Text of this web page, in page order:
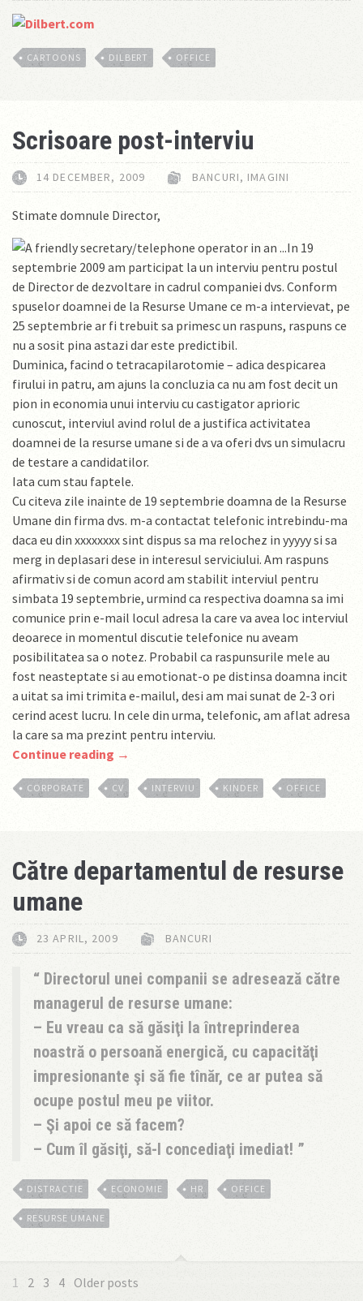
CARTOONS DILBERT OFFICE
Scrisoare post-interviu
14 DECEMBER, 2009 BANCURI,IMAGINI
Stimate domnule Director,
In 19
septembrie 2009 am participat la un interviu pentru postul
de Director de dezvoltare in cadrul companiei dvs. Conform
spuselor doamnei de la Resurse Umane ce m-a intervievat, pe
25 septembrie ar fi trebuit sa primesc un raspuns, raspuns ce
nu a sosit pina astazi dar este predictibil.
Duminica, facind o tetracapilarotomie – adica despicarea
firului in patru, am ajuns la concluzia ca nu am fost decit un
pion in economia unui interviu cu castigator aprioric
cunoscut, interviul avind rolul de a justifica activitatea
doamnei de la resurse umane si de a va oferi dvs un simulacru
de testare a candidatilor.
Iata cum stau faptele.
Cu citeva zile inainte de 19 septembrie doamna de la Resurse
Umane din firma dvs. m-a contactat telefonic intrebindu-ma
daca eu din xxxxxxxx sint dispus sa ma relochez in yyyyy si sa
merg in deplasari dese in interesul serviciului. Am raspuns
afirmativ si de comun acord am stabilit interviul pentru
simbata 19 septembrie, urmind ca respectiva doamna sa imi
comunice prin e-mail locul adresa la care va avea loc interviul
deoarece in momentul discutie telefonice nu aveam
posibilitatea sa o notez. Probabil ca raspunsurile mele au
fost neasteptate si au emotionat-o pe distinsa doamna incit
a uitat sa imi trimita e-mailul, desi am mai sunat de 2-3 ori
cerind acest lucru. In cele din urma, telefonic, am aflat adresa
la care sa ma prezint pentru interviu.
Continue reading →
CORPORATE CV INTERVIU KINDER OFFICE
Către departamentul de resurse
umane
23 APRIL, 2009 BANCURI
Directorul unei companii se adresează către
managerul de resurse umane:
– Eu vreau ca să găsiţi la întreprinderea
noastră o persoană energică, cu capacităţi
impresionante şi să fie tînăr, ce ar putea să
ocupe postul meu pe viitor.
– Şi apoi ce să facem?
– Cum îl găsiţi, să-l concediaţi imediat!
DISTRACTIE ECONOMIE HR OFFICE
RESURSE UMANE
1 2 3 4 Older posts